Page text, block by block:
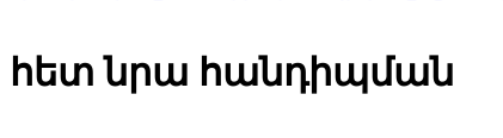
հետ նրա հանդիպման